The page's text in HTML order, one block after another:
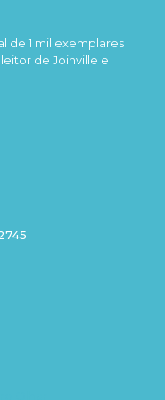
de 1 mil exemplares
de Joinville e